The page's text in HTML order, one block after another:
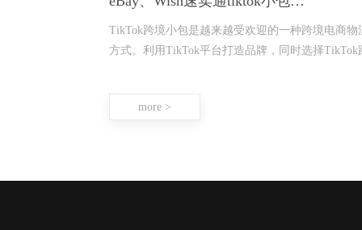
TikTok跨境小包是越来越受欢迎的一种跨境电商物
方式。利用TikTok平台打造品牌，同时选择TikTok
more >